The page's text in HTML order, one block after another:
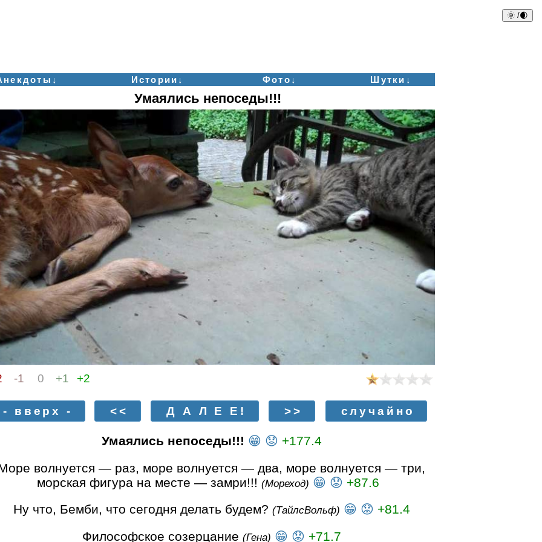
🌞 /🌒
Истории↓ Фото↓ Шутки↓
Умаялись непоседы!!!
-1 0 +1 +2
- вверх - << Д А Л Е Е! >> случайно
Умаялись непоседы!!! 😁 😟 +177.4
волнуется — раз, море волнуется — два, море волнуется — три,
морская фигура на месте — замри!!! (Мореход) 😁 😟 +87.6
Ну что, Бемби, что сегодня делать будем? (ТайлсВольф) 😁 😟 +81.4
Философское созерцание (Гена) 😁 😟 +71.7